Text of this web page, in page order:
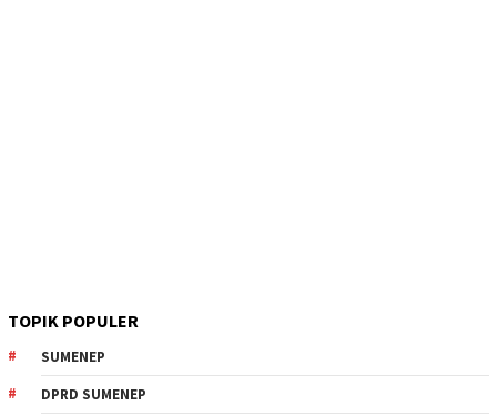
TOPIK POPULER
SUMENEP
DPRD SUMENEP